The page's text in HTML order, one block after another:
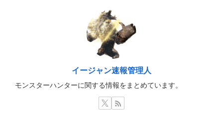
イージャン速報管理人
モンスターハンターに関する情報をまとめています。